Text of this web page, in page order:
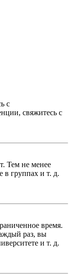
с
свяжитесь с
Тем не менее
в группах и т. д.
время.
раз, вы
и т. д.